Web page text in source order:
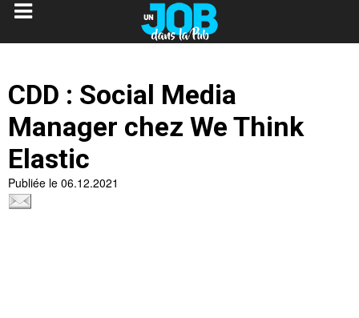
CDD : Social Media
Manager chez We Think
Elastic
Publiée le 06.12.2021